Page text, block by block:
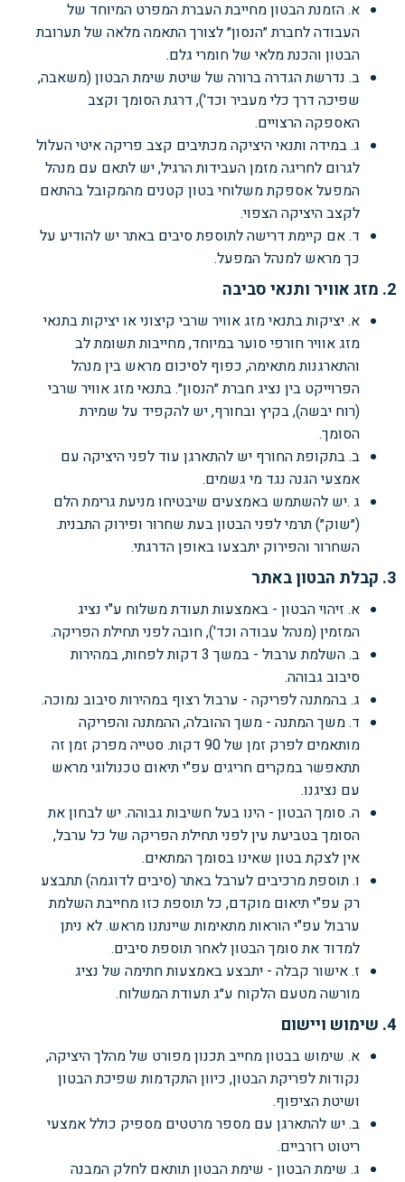
א. הזמנת הבטון מחייבת העברת המפרט המיוחד של
העבודה לחברת ״הנסון״ לצורך התאמה מלאה של תערובת
הבטון והכנת מלאי של חומרי גלם.
ב. נדרשת הגדרה ברורה של שיטת שימת הבטון (משאבה,
שפיכה דרך כלי מעביר וכד'), דרגת הסומך וקצב
האספקה הרצויים.
ג. במידה ותנאי היציקה מכתיבים קצב פריקה איטי העלול
לגרום לחריגה מזמן העבידות הרגיל, יש לתאם עם מנהל
המפעל אספקת משלוחי בטון קטנים מהמקובל בהתאם
לקצב היציקה הצפוי.
ד. אם קיימת דרישה לתוספת סיבים באתר יש להודיע על
כך מראש למנהל המפעל.
2. מזג אוויר ותנאי סביבה
א. יציקות בתנאי מזג אוויר שרבי קיצוני או יציקות בתנאי
מזג אוויר חורפי סוער במיוחד, מחייבות תשומת לב
והתארגנות מתאימה, כפוף לסיכום מראש בין מנהל
הפרוייקט בין נציג חברת ״הנסון״. בתנאי מזג אוויר שרבי
(רוח יבשה), בקיץ ובחורף, יש להקפיד על שמירת
הסומך.
ב. בתקופת החורף יש להתארגן עוד לפני היציקה עם
אמצעי הגנה נגד מי גשמים.
ג .יש להשתמש באמצעים שיבטיחו מניעת גרימת הלם
(״שוק״) תרמי לפני הבטון בעת שחרור ופירוק התבנית.
השחרור והפירוק יתבצעו באופן הדרגתי.
3. קבלת הבטון באתר
א. זיהוי הבטון - באמצעות תעודת משלוח ע"י נציג
המזמין (מנהל עבודה וכד'), חובה לפני תחילת הפריקה.
ב. השלמת ערבול - במשך 3 דקות לפחות, במהירות
סיבוב גבוהה.
ג. בהמתנה לפריקה - ערבול רצוף במהירות סיבוב נמוכה.
ד. משך המתנה - משך ההובלה, ההמתנה והפריקה
מותאמים לפרק זמן של 90 דקות. סטייה מפרק זמן זה
תתאפשר במקרים חריגים עפ"י תיאום טכנולוגי מראש
עם נציגנו.
ה. סומך הבטון - הינו בעל חשיבות גבוהה. יש לבחון את
הסומך בטביעת עין לפני תחילת הפריקה של כל ערבל,
אין לצקת בטון שאינו בסומך המתאים.
ו. תוספת מרכיבים לערבל באתר (סיבים לדוגמה) תתבצע
רק עפ"י תיאום מוקדם, כל תוספת כזו מחייבת השלמת
ערבול עפ"י הוראות מתאימות שיינתנו מראש. לא ניתן
למדוד את סומך הבטון לאחר תוספת סיבים.
ז. אישור קבלה - יתבצע באמצעות חתימה של נציג
מורשה מטעם הלקוח ע״ג תעודת המשלוח.
4. שימוש ויישום
א. שימוש בבטון מחייב תכנון מפורט של מהלך היציקה,
נקודות לפריקת הבטון, כיוון התקדמות שפיכת הבטון
ושיטת הציפוף.
ב. יש להתארגן עם מספר מרטטים מספיק כולל אמצעי
ריטוט רזרביים.
ג. שימת הבטון - שימת הבטון תותאם לחלק המבנה